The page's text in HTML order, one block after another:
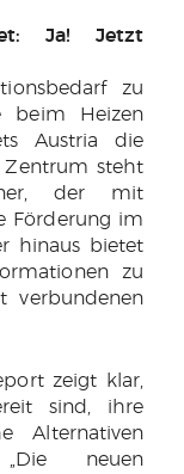
Ja! Jetzt
zu
beim Heizen
Austria die
Zentrum steht
der mit
Förderung im
hinaus bietet
zu
verbundenen
zeigt klar,
sind, ihre
Alternativen
neuen